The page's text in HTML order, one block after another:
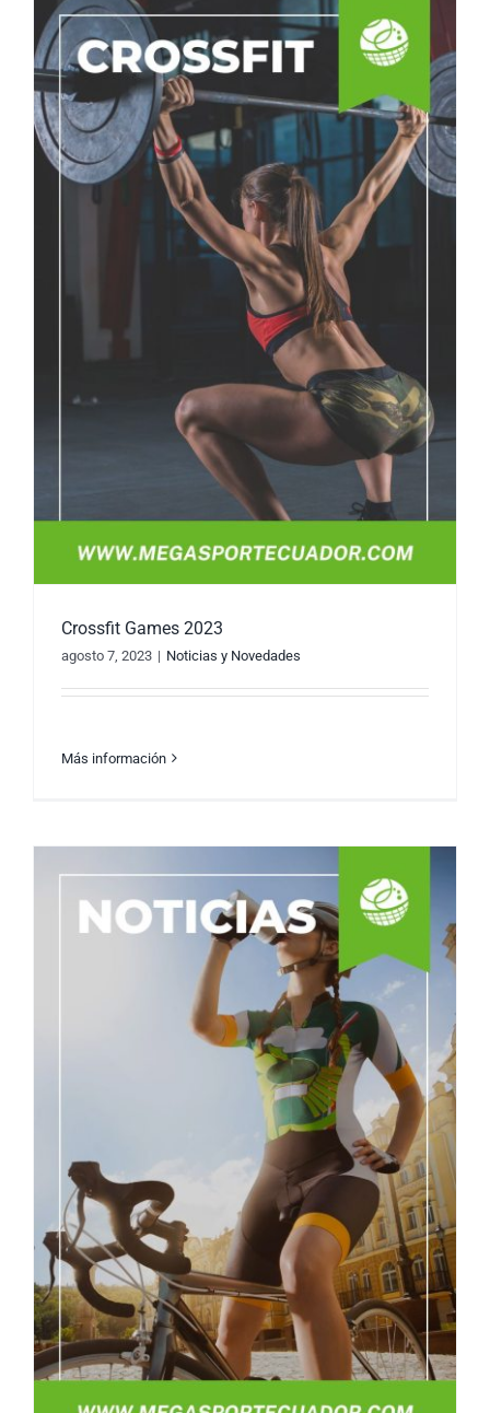
Lo que debes hacer antes de entrenar
Crossfit Games 2023
Crossfit Games 2023
agosto 7, 2023 | Noticias y Novedades
Más información